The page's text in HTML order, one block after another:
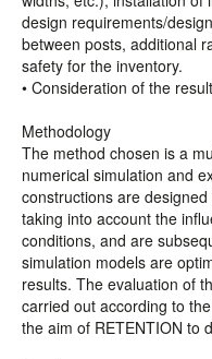
design requirements/
between posts, additional
safety for the inventory.
• Consideration of the
Methodology
The method chosen is a
numerical simulation and
constructions are
taking into account the
conditions, and are
simulation models are
results. The evaluation of
carried out according to
the aim of RETENTION to